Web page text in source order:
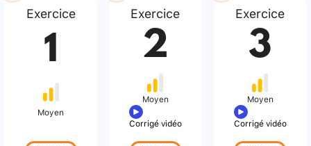
Exercice
1
Moyen
Exercice
2
Moyen
Corrigé vidéo
Exercice
3
Moyen
Corrigé vidéo